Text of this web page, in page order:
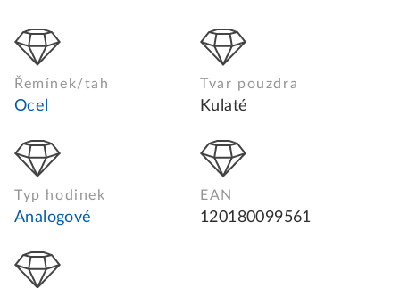
Řemínek/tah
Ocel
Tvar pouzdra
Kulaté
Typ hodinek
Analogové
EAN
120180099561